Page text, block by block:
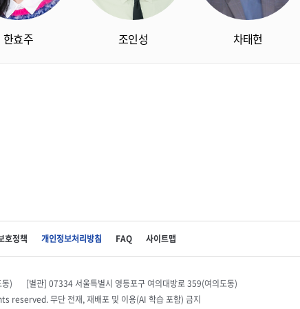
한효주 조인성 차태현
호정책 개인정보처리방침 FAQ 사이트맵
)
[별관] 07334 서울특별시 영등포구 여의대방로 359(여의도동)
reserved. 무단 전재, 재배포 및 이용(AI 학습 포함) 금지